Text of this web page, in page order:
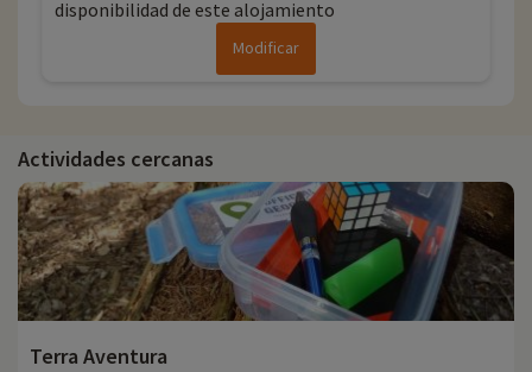
disponibilidad de este alojamiento
Modificar
Actividades cercanas
Terra Aventura